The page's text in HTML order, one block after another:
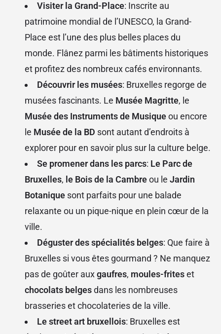
Visiter la Grand-Place: Inscrite au
patrimoine mondial de l’UNESCO, la Grand-
Place est l’une des plus belles places du
monde. Flânez parmi les bâtiments historiques
et profitez des nombreux cafés environnants.
Découvrir les musées: Bruxelles regorge de
musées fascinants. Le Musée Magritte, le
Musée des Instruments de Musiqueou encore
le Musée de la BD sont autant d’endroits à
explorer pour en savoir plus sur la culture belge.
Se promener dans les parcs: Le Parc de
Bruxelles, le Bois de la Cambreou le Jardin
Botanique sont parfaits pour une balade
relaxante ou un pique-nique en plein cœur de la
ville.
Déguster des spécialités belges: Que faire à
Bruxelles si vous êtes gourmand ? Ne manquez
pas de goûter auxgaufres, moules-friteset
chocolats belgesdans les nombreuses
brasseries et chocolateries de la ville.
Le street art bruxellois: Bruxelles est